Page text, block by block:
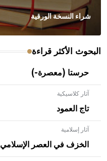
شراء النسخة الورقية
البحوث الأكثر قراءة
حرستا (معصرة-)
آثار كلاسيكية
تاج العمود
آثار إسلامية
الخزف في العصر الإسلامي